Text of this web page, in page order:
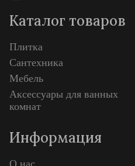
Каталог товаров
Плитка
Сантехника
Мебель
Аксессуары для ванных
комнат
Информация